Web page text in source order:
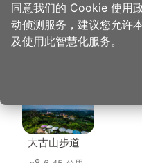
侏罗纪博
大古山步道
同意我们的 Cookie 使用
动侦测服务，建议您允许
及使用此智慧化服务。